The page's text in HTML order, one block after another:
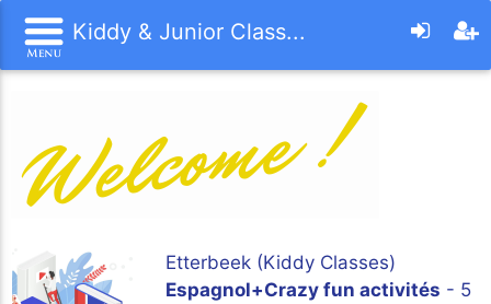
Kiddy & Junior Class...
Etterbeek (Kiddy Classes)
Espagnol+Crazy fun activités - 5